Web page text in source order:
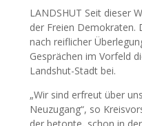
LANDSHUT Seit dieser
der Freien Demokraten.
nach reiflicher
Gesprächen im Vorfeld
Landshut-Stadt bei.
„Wir sind erfreut über
Neuzugang“, so